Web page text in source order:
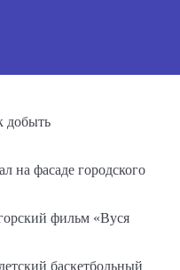
добыть
на фасаде городского
фильм «Вуся
баскетбольный